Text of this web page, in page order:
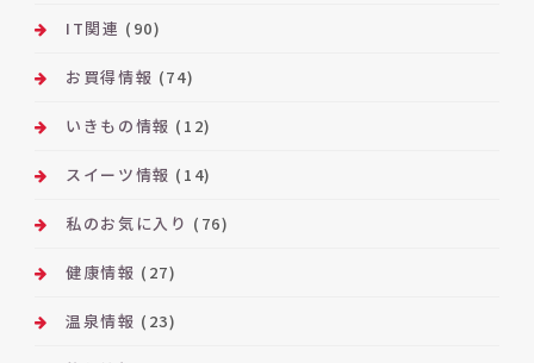
IT関連 (90)
お買得情報 (74)
いきもの情報 (12)
スイーツ情報 (14)
私のお気に入り (76)
健康情報 (27)
温泉情報 (23)